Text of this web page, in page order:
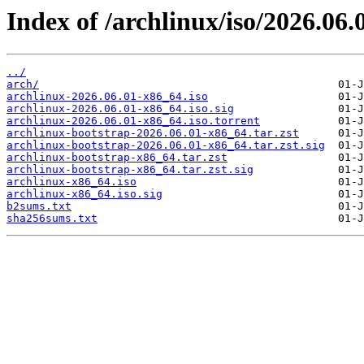
Index of /archlinux/iso/
../
arch/
archlinux-2026.06.01-x86_64.iso
archlinux-2026.06.01-x86_64.iso.sig
archlinux-2026.06.01-x86_64.iso.torrent
archlinux-bootstrap-2026.06.01-x86_64.tar.zst
archlinux-bootstrap-2026.06.01-x86_64.tar.zst.sig
archlinux-bootstrap-x86_64.tar.zst
archlinux-bootstrap-x86_64.tar.zst.sig
archlinux-x86_64.iso
archlinux-x86_64.iso.sig
b2sums.txt
sha256sums.txt